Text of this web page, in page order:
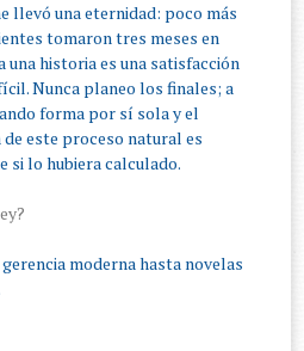
llevó una eternidad: poco más
tomaron tres meses en
una historia es una satisfacción
Nunca planeo los finales; a
forma por sí sola y el
este proceso natural es
si lo hubiera calculado.
moderna hasta novelas